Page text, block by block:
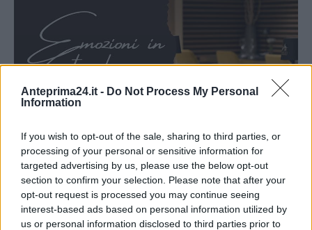
Anteprima24.it - Do Not Process My Personal
Information
If you wish to opt-out of the sale, sharing to third parties, or
processing of your personal or sensitive information for
targeted advertising by us, please use the below opt-out
section to confirm your selection. Please note that after your
opt-out request is processed you may continue seeing
interest-based ads based on personal information utilized by
us or personal information disclosed to third parties prior to